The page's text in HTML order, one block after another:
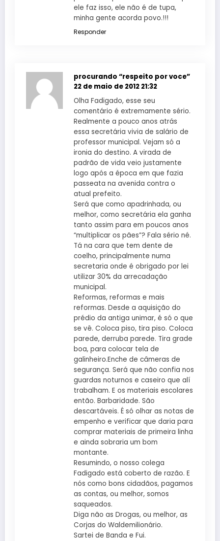
ele faz isso, ele não é de tupa,
minha gente acorda povo.!!!
Responder
procurando “respeito por voce”
22 de maio de 2012 21:32
Olha Fadigado, esse seu
comentário é extremamente sério.
Realmente a pouco anos atrás
essa secretária vivia de salário de
professor municipal. Vejam só a
ironia do destino. A virada de
padrão de vida veio justamente
logo após a época em que fazia
passeata na avenida contra o
atual prefeito.
Será que como apadrinhada, ou
melhor, como secretária ela ganha
tanto assim para em poucos anos
“multiplicar os pães”? Fala sério né.
Tá na cara que tem dente de
coelho, principalmente numa
secretaria onde é obrigado por lei
utilizar 30% da arrecadação
municipal.
Reformas, reformas e mais
reformas. Desde a aquisição do
prédio da antiga unimar, é só o que
se vê. Coloca piso, tira piso. Coloca
parede, derruba parede. Tira grade
boa, para colocar tela de
galinheiro.Enche de câmeras de
segurança. Será que não confia nos
guardas noturnos e caseiro que alí
trabalham. E os materiais escolares
então. Barbaridade. São
descartáveis. É só olhar as notas de
empenho e verificar que daria para
comprar materiais de primeira linha
e ainda sobraria um bom
montante.
Resumindo, o nosso colega
Fadigado está coberto de razão. E
nós como bons cidadãos, pagamos
as contas, ou melhor, somos
saqueados.
Diga não as Drogas, ou melhor, as
Corjas do Waldemilionário.
Sartei de Banda e Fui.